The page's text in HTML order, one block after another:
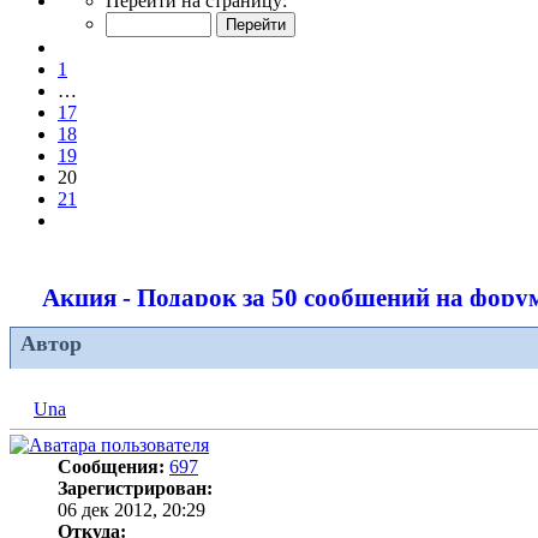
21
1
…
17
18
19
20
21
Акция - Подарок за 50 сообщений на
Автор
Una
Сообщения: 697
Зарегистрирован:
06 дек 2012, 20:29
Откуда: